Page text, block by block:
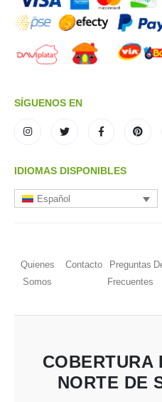
SÍGUENOS EN
IDIOMAS DISPONIBLES
Español
Quienes
Somos
Contacto
Preguntas
Frecuentes
COBERTURA
NORTE DE